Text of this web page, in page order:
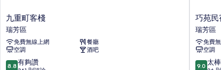
九
重
町
客
棧
瑞
九重町客棧
瑞芳區
免費無線上網
餐廳
空調
酒吧
8.8
8.8 有夠讚
巧
苑
民
宿
瑞
芳
巧苑民
瑞芳區
免費
空調
9.0
9.0 太